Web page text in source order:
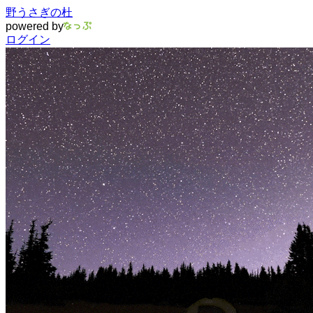
野うさぎの杜
powered by
ログイン